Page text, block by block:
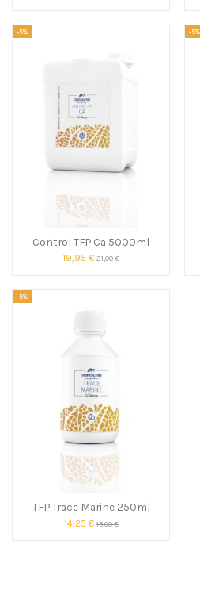
-5%
Control TFP Ca 5000ml
19,95 €21,00 €
-5%
-5%
TFP Trace Marine 250ml
14,25 €15,00 €